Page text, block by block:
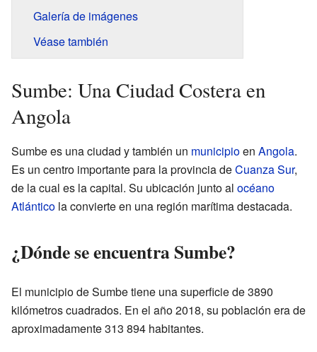
Galería de imágenes
Véase también
Sumbe: Una Ciudad Costera en
Angola
Sumbe es una ciudad y también un municipioen Angola.
Es un centro importante para la provincia deCuanza Sur,
de la cual es la capital. Su ubicación junto al océano
Atlántico la convierte en una región marítima destacada.
¿Dónde se encuentra Sumbe?
El municipio de Sumbe tiene una superficie de 3890
kilómetros cuadrados. En el año 2018, su población era de
aproximadamente 313 894 habitantes.